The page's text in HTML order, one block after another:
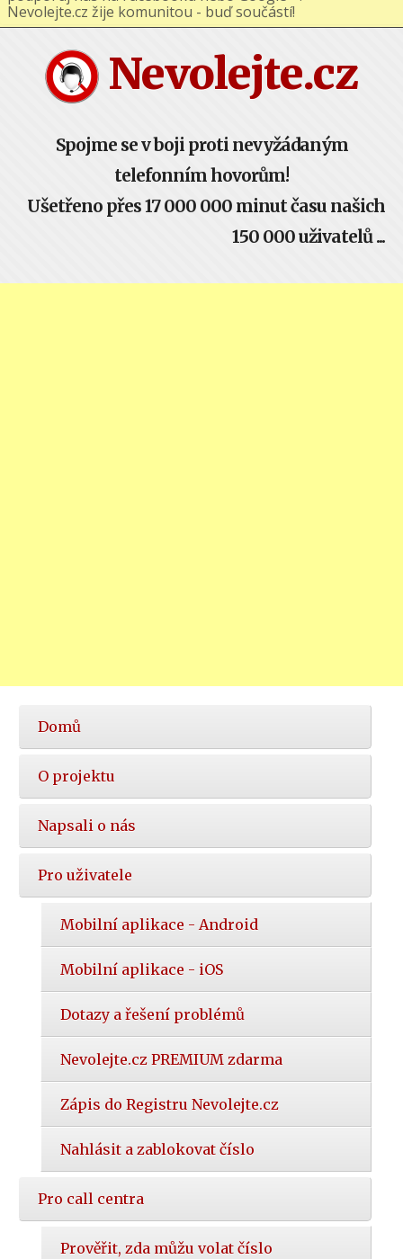
Nevolejte.cz
Spojme se v boji proti nevyžádaným
telefonním hovorům!
Ušetřeno přes 17 000 000 minut času našich
150 000 uživatelů ...
Hlavní
nabídka
Domů
O projektu
Napsali o nás
Pro uživatele
Mobilní aplikace - Android
Mobilní aplikace - iOS
Dotazy a řešení problémů
Nevolejte.cz PREMIUM zdarma
Zápis do Registru Nevolejte.cz
Nahlásit a zablokovat číslo
Pro call centra
Prověřit, zda můžu volat číslo
Nevolejte.cz žije komunitou - buď součástí!